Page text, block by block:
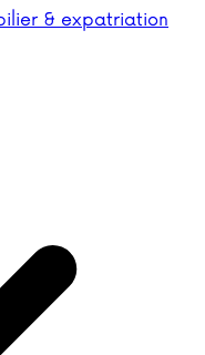
& expatriation